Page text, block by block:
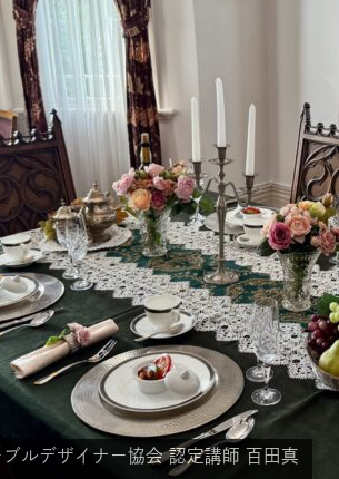
ブルデザイナー協会 認定講師 百田真
ブルデザイナー協会 認定講師 百田真
ブルデザイナー協会 認定講師 百田真
ブルデザイナー協会 認定講師 百田真
ブルデザイナー協会 認定講師 百田真
ブルデザイナー協会 認定講師 百田真
ブルデザイナー協会 認定講師 百田真